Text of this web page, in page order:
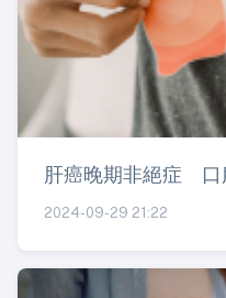
肝癌晚期非絕症 口
2024-09-29 21:22